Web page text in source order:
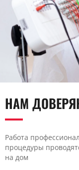
НАМ
Работа
процедуры
на дом